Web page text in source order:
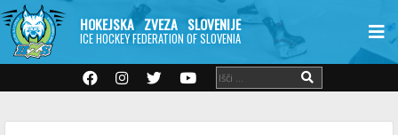
HOKEJSKA ZVEZA SLOVENIJE
ICE HOCKEY FEDERATION OF SLOVENIA